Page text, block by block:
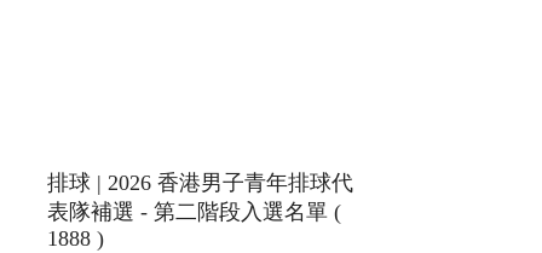
排球 | 2026 香港男子青年排球代
表隊補選 - 第二階段入選名單 (
1888 )